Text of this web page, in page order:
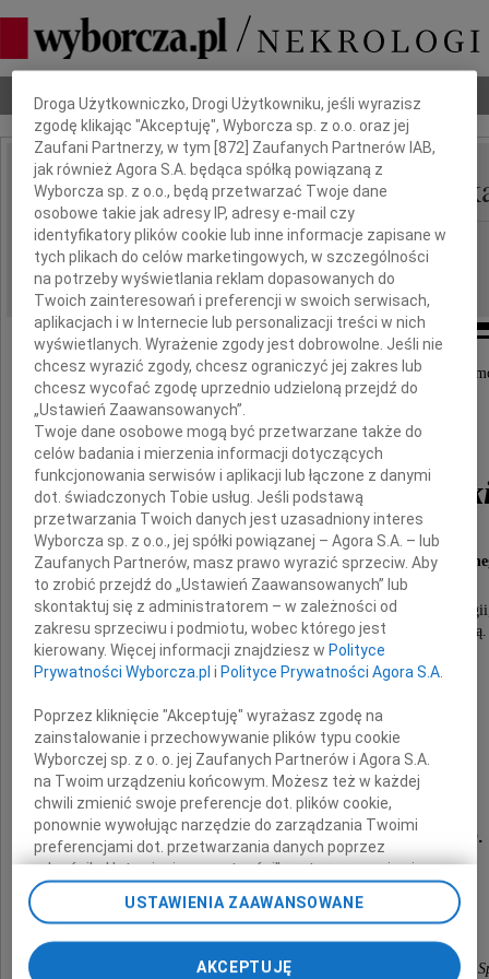
Nekrologi Odeszli Poradnik pogrzebowy
IMIĘ I NAZWISKO: Magdalena
REGION: Bydgoszcz
DATA EMISJI: 07.03.2019
Z głębokim smutkiem i żalem przyjęliśmy
o tragicznej śmierci
Pani
Magdaleny
Prezes Bydgoskiego Towarzystwa Budownictwa
Będziemy ją wspominać jako osobę pełną
zawsze uśmiechniętą dla której praca była pasją.
Wyrazy głębokiego współczucia
Bliskim
oraz
Pracownikom BTBS Sp. z o.o.
Zarząd i Pracownicy
Poznańskiego Towarzystwa Budownictwa Społecznego
Dbamy o Twoją prywatność
Droga Użytkowniczko, Drogi Użytkowniku, jeśli wyrazisz
zgodę klikając "Akceptuję", Wyborcza sp. z o.o. oraz jej
Zaufani Partnerzy, w tym [872] Zaufanych Partnerów IAB,
jak również Agora S.A. będąca spółką powiązaną z
Wyborcza sp. z o.o., będą przetwarzać Twoje dane
osobowe takie jak adresy IP, adresy e-mail czy
identyfikatory plików cookie lub inne informacje zapisane w
tych plikach do celów marketingowych, w szczególności
na potrzeby wyświetlania reklam dopasowanych do
Twoich zainteresowań i preferencji w swoich serwisach,
aplikacjach i w Internecie lub personalizacji treści w nich
wyświetlanych. Wyrażenie zgody jest dobrowolne. Jeśli nie
chcesz wyrazić zgody, chcesz ograniczyć jej zakres lub
chcesz wycofać zgodę uprzednio udzieloną przejdź do
„Ustawień Zaawansowanych”.
Twoje dane osobowe mogą być przetwarzane także do
celów badania i mierzenia informacji dotyczących
funkcjonowania serwisów i aplikacji lub łączone z danymi
dot. świadczonych Tobie usług. Jeśli podstawą
przetwarzania Twoich danych jest uzasadniony interes
Wyborcza sp. z o.o., jej spółki powiązanej – Agora S.A. – lub
Zaufanych Partnerów, masz prawo wyrazić sprzeciw. Aby
to zrobić przejdź do „Ustawień Zaawansowanych” lub
skontaktuj się z administratorem – w zależności od
zakresu sprzeciwu i podmiotu, wobec którego jest
kierowany. Więcej informacji znajdziesz wPolityce
Prywatności Wyborcza.pl iPolityce Prywatności Agora S.A.
Poprzez kliknięcie "Akceptuję" wyrażasz zgodę na
zainstalowanie i przechowywanie plików typu cookie
Wyborczej sp. z o. o. jej Zaufanych Partnerów i Agora S.A.
na Twoim urządzeniu końcowym. Możesz też w każdej
chwili zmienić swoje preferencje dot. plików cookie,
ponownie wywołując narzędzie do zarządzania Twoimi
preferencjami dot. przetwarzania danych poprzez
odnośnik „Ustawienia prywatności” w stopce serwisu i
przechodząc do sekcji „Ustawienia zaawansowane”.
Zmiana ustawień plików cookie możliwa jest także za
USTAWIENIA ZAAWANSOWANE
AKCEPTUJĘ